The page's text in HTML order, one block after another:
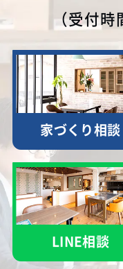
受付時
家づくり相談
LINE相談